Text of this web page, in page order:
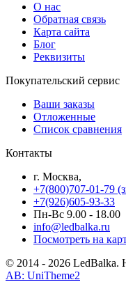
О нас
Обратная связь
Карта сайта
Блог
Реквизиты
Покупательский сервис
Ваши заказы
Отложенные
Список сравнения
Контакты
г. Москва,
+7(800)707-01-79
+7(926)605-93-33
Пн-Вс 9.00 - 18.00
info@ledbalka.ru
Посмотреть на
© 2014 - 2026 LedBalka.
AB: UniTheme2